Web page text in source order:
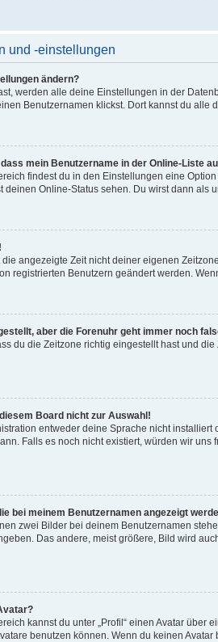
und -einstellungen
ändern?
werden alle deine Einstellungen in der
Benutzernamen klickst. Dort kannst du alle
mein Benutzername in der Online-Liste
findest du in den Einstellungen eine
deinen Online-Status sehen. Du wirst dann als
angezeigte Zeit nicht deiner eigenen
registrierten Benutzern geändert werden.
aber die Forenuhr geht immer noch
du die Zeitzone richtig eingestellt hast und
Board nicht zur Auswahl!
entweder deine Sprache nicht
Falls es noch nicht existiert, würden wir
bei meinem Benutzernamen angezeigt
zwei Bilder bei deinem Benutzernamen
Das andere, meist größere, Bild wird
kannst du unter „Profil“ einen Avatar
benutzen können. Wenn du keinen